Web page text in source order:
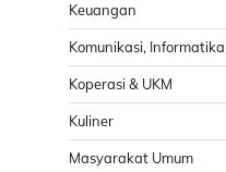
Keuangan
Komunikasi,
Koperasi & UKM
Kuliner
Masyarakat Umum